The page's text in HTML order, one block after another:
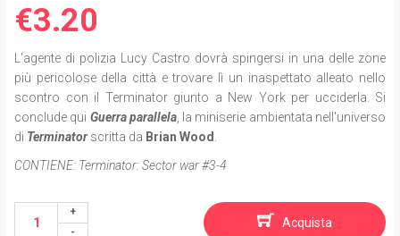
€3.20
L'agente di polizia Lucy Castro dovrà spingersi in una delle zone
più pericolose della città e trovare lì un inaspettato alleato nello
scontro con il Terminator giunto a New York per ucciderla. Si
conclude qui Guerra parallela, la miniserie ambientata nell'universo
di Terminatorscritta da Brian Wood
CONTIENE: Terminator: Sector war #3-4
Acquista